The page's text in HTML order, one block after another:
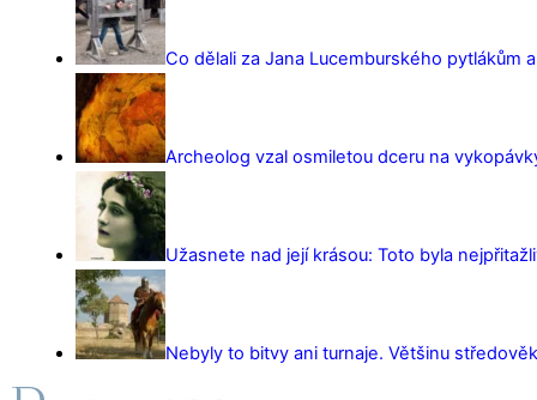
Co dělali za Jana Lucemburského pytlákům
Archeolog vzal osmiletou dceru na
Užasnete nad její krásou: Toto byla
Nebyly to bitvy ani turnaje. Většinu